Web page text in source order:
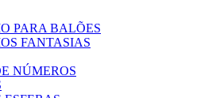
PARA BALÕES
FANTASIAS
NÚMEROS